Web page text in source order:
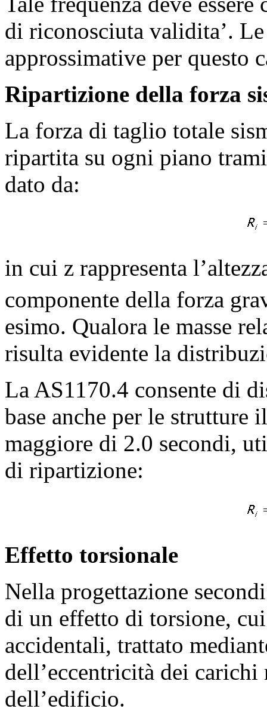
di riconosciuta validita’.
approssimative per questo
Ripartizione della forza
La forza di taglio totale
ripartita su ogni piano
dato da:
in cui z rappresenta
componente della forza
esimo. Qualora le masse
risulta evidente la
La AS1170.4 consente di
base anche per le strutture
maggiore di 2.0 secondi,
di ripartizione:
Effetto torsionale
Nella progettazione
di un effetto di torsione,
accidentali, trattato
dell’eccentricità dei
dell’edificio.